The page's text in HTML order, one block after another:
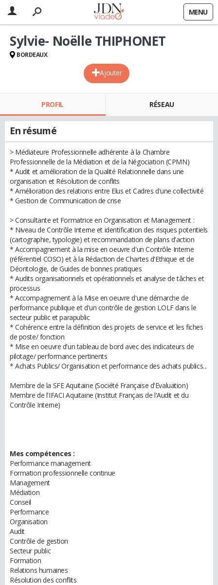
MENU
Ajouter
Sylvie- Noëlle THIPHONET
BORDEAUX
PROFIL RÉSEAU
En résumé
> Médiateure Professionnelle adhérente à la Chambre
Professionnelle de la Médiation et de la Négociation (CPMN)
* Audit et amélioration de la Qualité Relationnelle dans une
organisation et Résolution de conflits
* Amélioration des relations entre Elus et Cadres d'une collectivité
* Gestion de Communication de crise
> Consultante et Formatrice en Organisation et Management :
* Niveau de Contrôle Interne et identification des risques potentiels
(cartographie, typologie) et recommandation de plans d'action
* Accompagnement à la mise en oeuvre d'un Contrôle Interne
(référentiel COSO) et à la Rédaction de Chartes d'Ethique et de
Déontologie, de Guides de bonnes pratiques
* Audits organisationnels et opérationnels et analyse de tâches et
processus
* Accompagnement à la Mise en oeuvre d'une démarche de
performance publique et d'un contrôle de gestion LOLF dans le
secteur public et parapublic
* Cohérence entre la définition des projets de service et les fiches
de poste/ fonction
* Mise en oeuvre d'un tableau de bord avec des indicateurs de
pilotage/ performance pertinents
* Achats Publics/ Organisation et performance des achats publics...
Membre de la SFE Aquitaine (Société Française d'Evaluation)
Membre de l'IFACI Aquitaine (Institut Français de l'Audit et du
Contrôle Interne)
Mes compétences :
Performance management
Formation professionnelle continue
Management
Médiation
Conseil
Performance
Organisation
Audit
Contrôle de gestion
Secteur public
Formation
Relations humaines
Résolution des conflits